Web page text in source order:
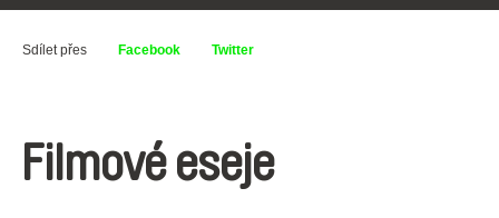
Sdílet přes Facebook Twitter
Filmové eseje